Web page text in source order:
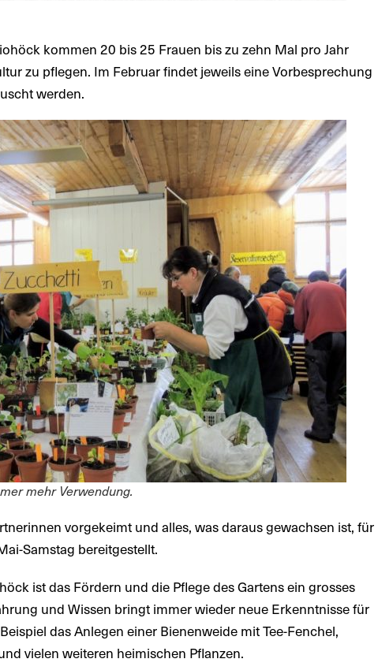
kommen 20 bis 25 Frauen bis zu zehn Mal pro Jahr
zu pflegen. Im Februar findet jeweils eine Vorbesprechung
werden.
mehr Verwendung.
vorgekeimt und alles, was daraus gewachsen ist, für
Samstag bereitgestellt.
ist das Fördern und die Pflege des Gartens ein grosses
und Wissen bringt immer wieder neue Erkenntnisse für
das Anlegen einer Bienenweide mit Tee-Fenchel,
vielen weiteren heimischen Pflanzen.